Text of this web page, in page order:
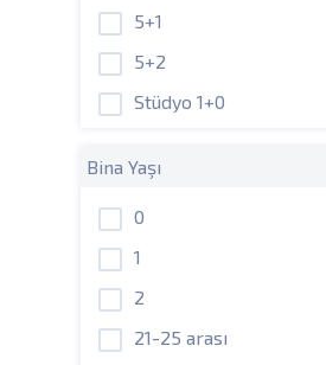
5+1
5+2
Stüdyo 1+0
Bina Yaşı
0
1
2
21-25 arası